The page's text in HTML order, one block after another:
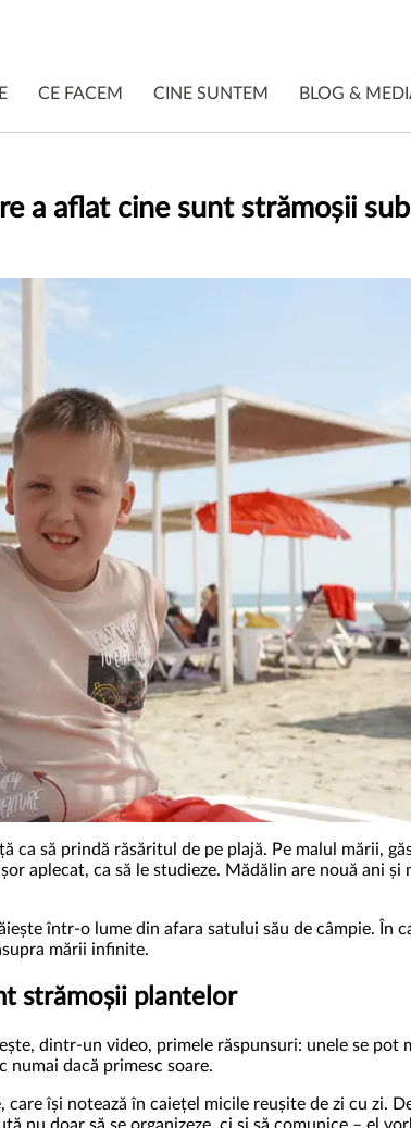
CE FACEM CINE SUNTEM BLOG &
a aflat cine sunt strămoșii
ca să prindă răsăritul de pe plajă. Pe malul mării,
aplecat, ca să le studieze. Mădălin are nouă ani
într-o lume din afara satului său de câmpie. În
mării infinite.
strămoșii plantelor
dintr-un video, primele răspunsuri: unele se
numai dacă primesc soare.
își notează în caiețel micile reușite de zi cu zi.